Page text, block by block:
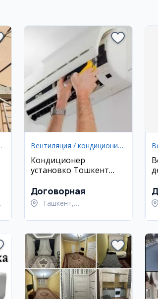
Вентиляция / кондиционирование
Кондиционер
установко Тошкент
Договорная
Ташкент,